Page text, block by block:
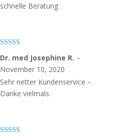
schnelle Beratung .
5von 5
Dr. med Josephine R. –
November 10, 2020
Sehr netter Kundenservice –
Danke vielmals.